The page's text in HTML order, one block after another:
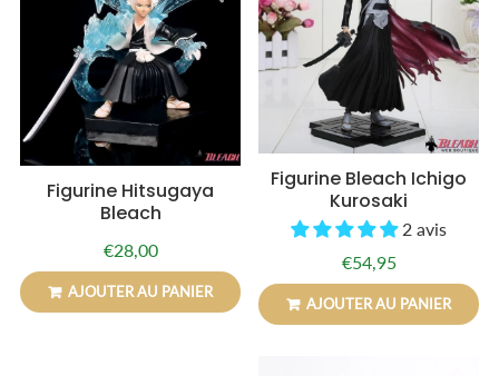
Figurine Hitsugaya
Bleach
Prix
régulier
€28,00€28,00
AJOUTER AU PANIER
Figurine Bleach Ichigo
Kurosaki
2 avis
Prix
régulier
€54,95€54,95
AJOUTER AU PANIER